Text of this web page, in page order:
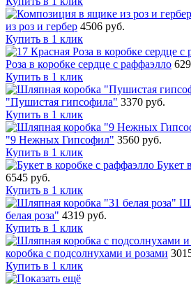
из роз и гербер 4506 руб.
Купить в 1 клик
Роза в коробке сердце с раффаэлло
Купить в 1 клик
"Пушистая гипсофила" 3370 руб.
Купить в 1 клик
"9 Нежных Гипсофил" 3560 руб.
Купить в 1 клик
Букет
6545 руб.
Купить в 1 клик
белая роза" 4319 руб.
Купить в 1 клик
коробка с подсолнухами и розами
Купить в 1 клик